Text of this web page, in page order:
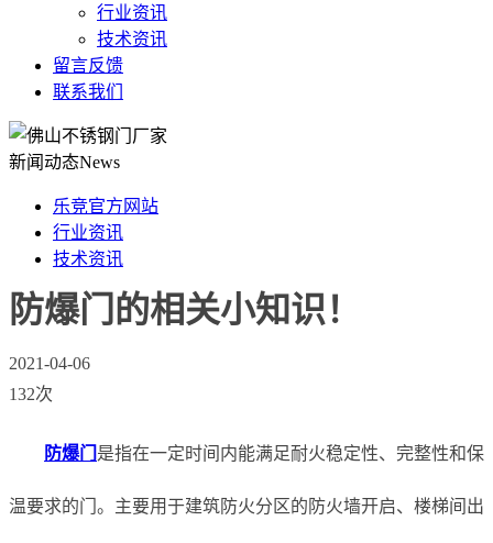
行业资讯
技术资讯
留言反馈
联系我们
新闻动态News
乐竞官方网站
行业资讯
技术资讯
防爆门的相关小知识！
2021-04-06
132次
防爆门 是指在一定时间内能满足耐火稳定性、完整性和保
温要求的门。主要用于建筑防火分区的防火墙开启、楼梯间出